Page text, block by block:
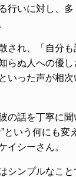
行いに対し、
され、「自分
らぬ人への優
いった声が相次
の話を丁寧に
という何にも変
イシーさん。
シンプルなこ